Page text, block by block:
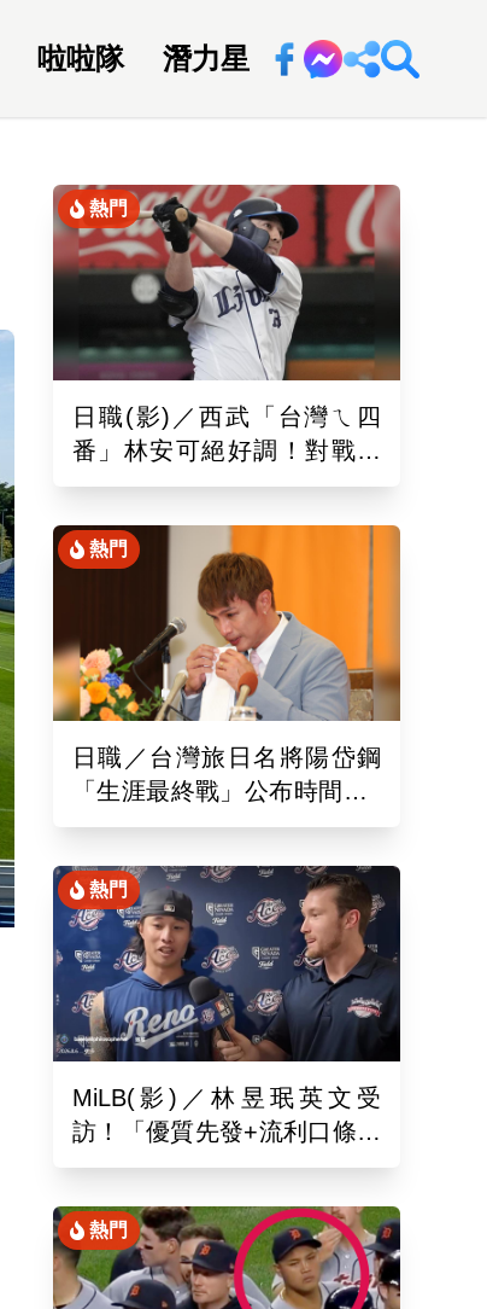
啦啦隊 潛力星 回新聞網
熱門
日職(影)／西武「台灣ㄟ四
番」林安可絕好調！對戰軟
銀敲二壘長打連2場敲安
熱門
日職／台灣旅日名將陽岱鋼
「生涯最終戰」公布時間！9
月26於新潟主場舉辦引退儀
熱門
MiLB(影)／林昱珉英文受
訪！「優質先發+流利口條」
被讚爆 網：有Ray的感覺
熱門